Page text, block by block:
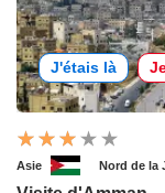
J'étais là
Asie Nord de la